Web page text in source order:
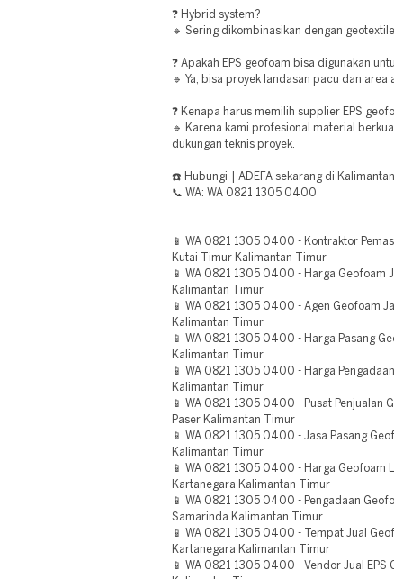
❓ Hybrid system?
🔹 Sering dikombinasikan dengan
❓ Apakah EPS geofoam bisa digunakan
🔹 Ya, bisa proyek landasan pacu dan area
❓ Kenapa harus memilih supplier EPS
🔹 Karena kami profesional material
dukungan teknis proyek.
☎️ Hubungi | ADEFA sekarang di
📞 WA: WA 0821 1305 0400
📱 WA 0821 1305 0400 - Kontraktor
Kutai Timur Kalimantan Timur
📱 WA 0821 1305 0400 - Harga Geofoam
Kalimantan Timur
📱 WA 0821 1305 0400 - Agen Geofoam
Kalimantan Timur
📱 WA 0821 1305 0400 - Harga Pasang
Kalimantan Timur
📱 WA 0821 1305 0400 - Harga
Kalimantan Timur
📱 WA 0821 1305 0400 - Pusat Penjualan
Paser Kalimantan Timur
📱 WA 0821 1305 0400 - Jasa Pasang
Kalimantan Timur
📱 WA 0821 1305 0400 - Harga Geofoam
Kartanegara Kalimantan Timur
📱 WA 0821 1305 0400 - Pengadaan
Samarinda Kalimantan Timur
📱 WA 0821 1305 0400 - Tempat Jual
Kartanegara Kalimantan Timur
📱 WA 0821 1305 0400 - Vendor Jual EPS